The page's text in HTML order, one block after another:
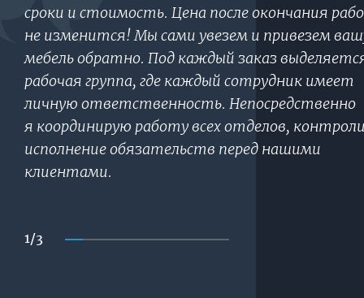
сроки и стоимость. Цена после окончания
не изменится! Мы сами увезем и привезем
мебель обратно. Под каждый заказ
рабочая группа, где каждый сотрудник имеет
личную ответственность. Непосредственно
я координирую работу всех отделов,
исполнение обязательств перед нашими
клиентами.
1/3